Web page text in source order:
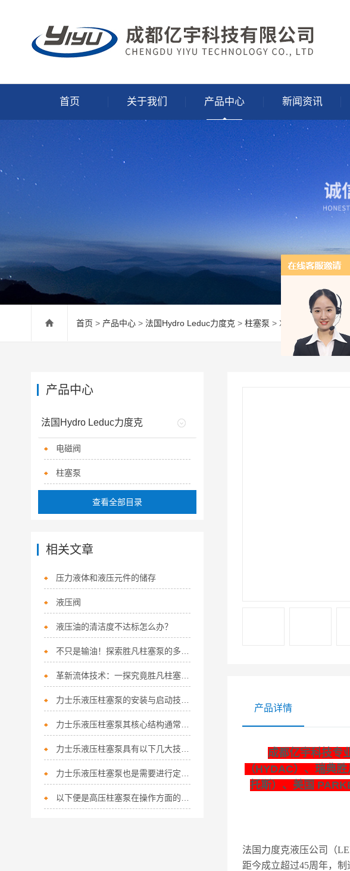
首页 关于我们 产品中心 新闻资讯
首页 > 产品中心 > 法国Hydro Leduc力度克 > 柱塞泵 > XP41 0517650法
产品详情
成都亿宇科技专
（HYDAC）、瑞典
托斯）、美国
法国力度克液压公司（
距今成立超过45周年，
产品中心
法国Hydro Leduc力度克
电磁阀
柱塞泵
查看全部目录
相关文章
压力液体和液压元件的储存
液压阀
液压油的清洁度不达标怎么办？
革新流体技术：一探究竟胜凡柱塞泵的核心优势！